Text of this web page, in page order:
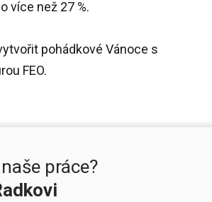
více než 27 %.
pohádkové Vánoce s
FEO.
práce?